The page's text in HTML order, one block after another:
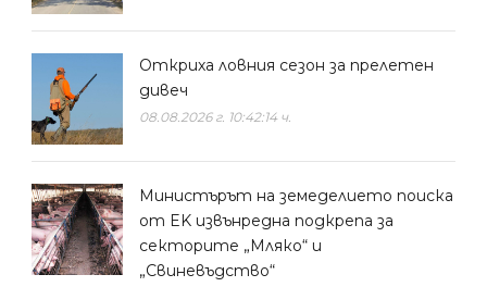
Откриха ловния сезон за прелетен
дивеч
08.08.2026 г. 10:42:14 ч.
Министърът на земеделието поиска
от EK извънредна подкрепа за
секторите „Мляко“ и
„Свиневъдство“